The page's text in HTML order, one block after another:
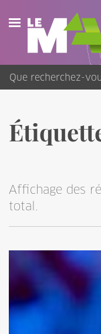
Actualités
Agenda
Vidéos
Affichage des
total.